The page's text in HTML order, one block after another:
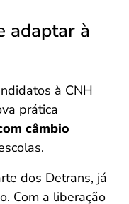
adaptar à
à CNH
prática
câmbio
dos Detrans, já
Com a liberação